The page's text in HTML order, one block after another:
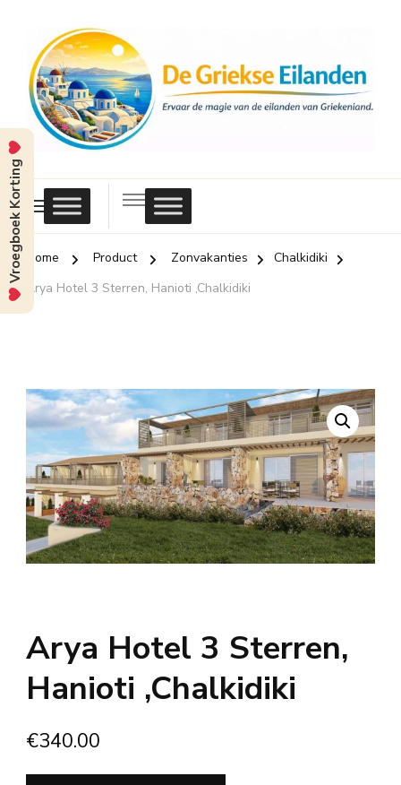
Griekse
Eilanden
Home Product Zonvakanties
Chalkidiki
Arya Hotel 3 Sterren, Hanioti ,Chalkidiki
Arya Hotel 3 Sterren,
Hanioti ,Chalkidiki
€340.00
Vroegboek Korting